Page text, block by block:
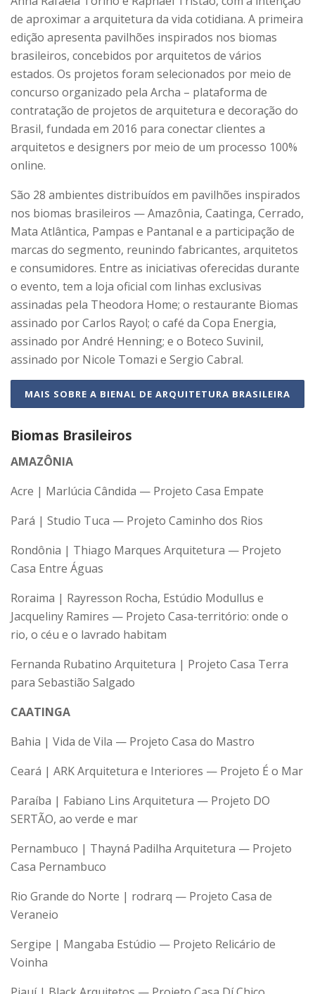
de aproximar a arquitetura da vida cotidiana. A primeira
edição apresenta pavilhões inspirados nos biomas
brasileiros, concebidos por arquitetos de vários
estados. Os projetos foram selecionados por meio de
concurso organizado pela Archa – plataforma de
contratação de projetos de arquitetura e decoração do
Brasil, fundada em 2016 para conectar clientes a
arquitetos e designers por meio de um processo 100%
online.
São 28 ambientes distribuídos em pavilhões inspirados
nos biomas brasileiros — Amazônia, Caatinga, Cerrado,
Mata Atlântica, Pampas e Pantanal e a participação de
marcas do segmento, reunindo fabricantes, arquitetos
e consumidores. Entre as iniciativas oferecidas durante
o evento, tem a loja oficial com linhas exclusivas
assinadas pela Theodora Home; o restaurante Biomas
assinado por Carlos Rayol; o café da Copa Energia,
assinado por André Henning; e o Boteco Suvinil,
assinado por Nicole Tomazi e Sergio Cabral.
MAIS SOBRE A BIENAL DE ARQUITETURA BRASILEIRA
Biomas Brasileiros
AMAZÔNIA
Acre | Marlúcia Cândida — Projeto Casa Empate
Pará | Studio Tuca — Projeto Caminho dos Rios
Rondônia | Thiago Marques Arquitetura — Projeto
Casa Entre Águas
Roraima | Rayresson Rocha, Estúdio Modullus e
Jacqueliny Ramires — Projeto Casa-território: onde o
rio, o céu e o lavrado habitam
Fernanda Rubatino Arquitetura | Projeto Casa Terra
para Sebastião Salgado
CAATINGA
Bahia | Vida de Vila — Projeto Casa do Mastro
Ceará | ARK Arquitetura e Interiores — Projeto É o Mar
Paraíba | Fabiano Lins Arquitetura — Projeto DO
SERTÃO, ao verde e mar
Pernambuco | Thayná Padilha Arquitetura — Projeto
Casa Pernambuco
Rio Grande do Norte | rodrarq — Projeto Casa de
Veraneio
Sergipe | Mangaba Estúdio — Projeto Relicário de
Voinha